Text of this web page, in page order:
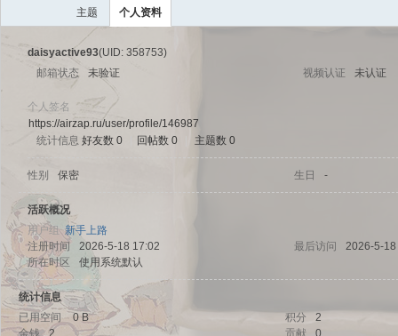
主题 个人资料
daisyactive93(UID: 358753)
邮箱状态
未验证 视频认证 未认证
个人签名
https://airzap.ru/user/profile/146987
统计信息 好友数 0 回帖数 0 主题数 0
性别 保密 生日 -
活跃概况
用户组 新手上路
注册时间
2026-5-18 17:02 最后访问
2026-5-
所在时区
使用系统默认
统计信息
已用空间
0 B 积分
2
金钱
2 贡献 0